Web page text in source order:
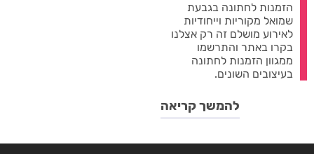
הזמנות לחתונה בגבעת
שמואל מקוריות וייחודיות
לאירוע מושלם זה רק אצלנו
בקרו באתר והתרשמו
ממגוון הזמנות לחתונה
בעיצובים השונים.
להמשך קריאה